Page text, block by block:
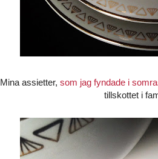
Mina assietter,som jag fyndade i
tillskottet i